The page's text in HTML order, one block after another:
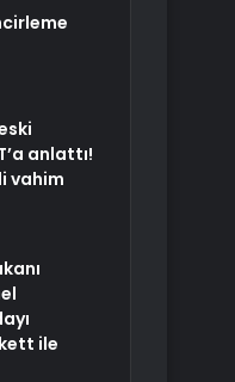
anlattı!
vahim
ile